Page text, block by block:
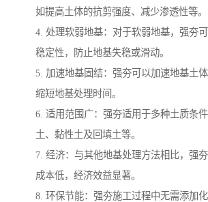
如提高土体的抗剪强度、减少渗透性等。
4. 处理软弱地基：对于软弱地基，强夯
稳定性，防止地基失稳或滑动。
5. 加速地基固结：强夯可以加速地基土体
缩短地基处理时间。
6. 适用范围广：强夯适用于多种土质条
土、黏性土及回填土等。
7. 经济：与其他地基处理方法相比，强夯
成本低，经济效益显著。
8. 环保节能：强夯施工过程中无需添加